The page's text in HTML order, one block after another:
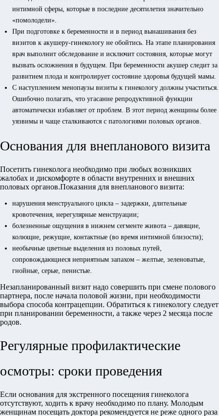
интимной сферы, которые в последние десятилетия значительно
«помолодели».
При подготовке к беременности и в период вынашивания без
визитов к акушеру-гинекологу не обойтись. На этапе планирования
врач выполнит обследование и исключит состояния, которые могут
вызвать осложнения в будущем. При беременности акушер следит за
развитием плода и контролирует состояние здоровья будущей мамы.
С наступлением менопаузы визиты к гинекологу должны участиться.
Ошибочно полагать, что угасание репродуктивной функции
автоматически избавляет от проблем. В этот период женщины более
уязвимы и чаще сталкиваются с патологиями половых органов.
Основания для внепланового визита
Посетить гинеколога необходимо при любых возникших
жалобах и дискомфорте в области внутренних и внешних
половых органов.Показания для внепланового визита:
нарушения менструального цикла – задержки, длительные
кровотечения, нерегулярные менструации;
болезненные ощущения в нижнем сегменте живота – давящие,
колющие, режущие, контактные (во время интимной близости);
необычные цветные выделения из половых путей,
сопровождающиеся неприятным запахом – желтые, зеленоватые,
гнойные, серые, пенистые.
Незапланированный визит надо совершить при смене полового
партнера, после начала половой жизни, при необходимости
выбора способа контрацепции. Обратиться к гинекологу следует
при планировании беременности, а также через 2 месяца после
родов.
Регулярные профилактические
осмотры: сроки проведения
Если основания для экстренного посещения гинеколога
отсутствуют, ходить к врачу необходимо по плану. Молодым
женщинам посещать доктора рекомендуется не реже одного раза